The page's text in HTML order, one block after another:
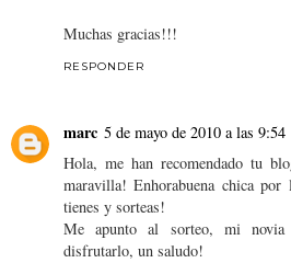
Muchas gracias!!!
RESPONDER
marc 5 de mayo de 2010 a las 9:54
Hola, me han recomendado tu
maravilla! Enhorabuena chica
tienes y sorteas!
Me apunto al sorteo, mi novia
disfrutarlo, un saludo!